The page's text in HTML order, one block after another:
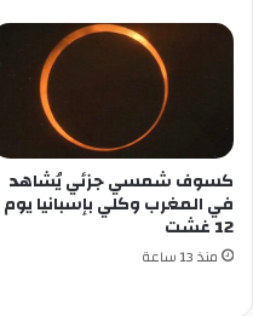
كسوف شمسي جزئي يُشاهد
في المغرب وكلي بإسبانيا يوم
12 غشت
منذ 13 ساعة